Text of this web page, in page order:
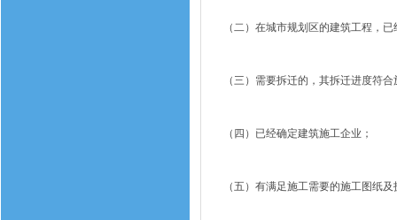
（二）在城市规划区的建筑工程，
（三）需要拆迁的，其拆迁进度符
（四）已经确定建筑施工企业；
（五）有满足施工需要的施工图纸